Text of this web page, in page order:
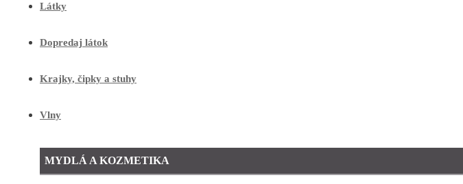
Látky
Dopredaj látok
Krajky, čipky a stuhy
Vlny
MYDLÁ A KOZMETIKA